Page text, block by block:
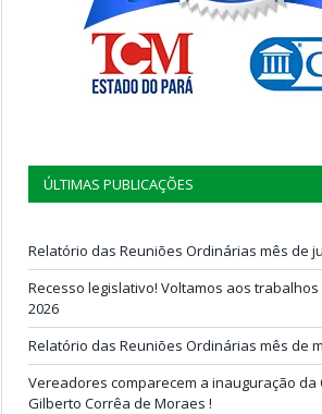
ÚLTIMAS PUBLICAÇÕES
Relatório das Reuniões Ordinárias mês de
Recesso legislativo! Voltamos aos
2026
Relatório das Reuniões Ordinárias mês de
Vereadores comparecem a inauguração da
Gilberto Corrêa de Moraes !